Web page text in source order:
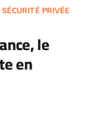
PRIVÉE
le
en